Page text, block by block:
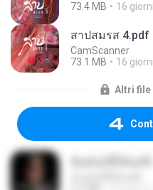
73.4 MB 16
สาปสมรส 4.pdf
CamScanner
73.1 MB
16
Altri file